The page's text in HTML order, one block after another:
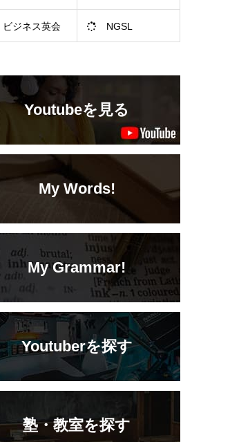
ビジネス英会 NGSL
Youtubeを見る
My Words!
My Grammar!
Youtuberを探す
塾・教室を探す